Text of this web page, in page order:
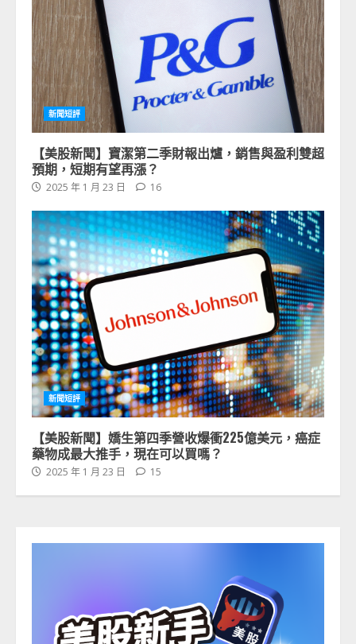
新聞短評
【美股新聞】寶潔第二季財報出爐，銷售與盈利雙超
預期，短期有望再漲？
2025 年 1 月 23 日 16
新聞短評
【美股新聞】嬌生第四季營收爆衝225億美元，癌症
藥物成最大推手，現在可以買嗎？
2025 年 1 月 23 日 15